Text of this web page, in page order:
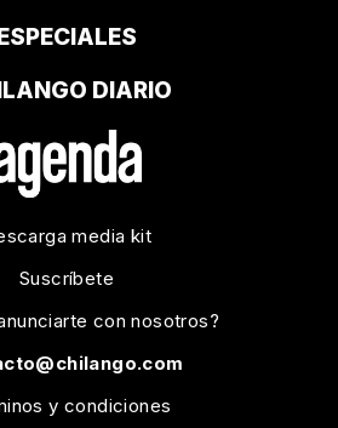
DIARIO
media kit
Suscríbete
con nosotros?
y condiciones